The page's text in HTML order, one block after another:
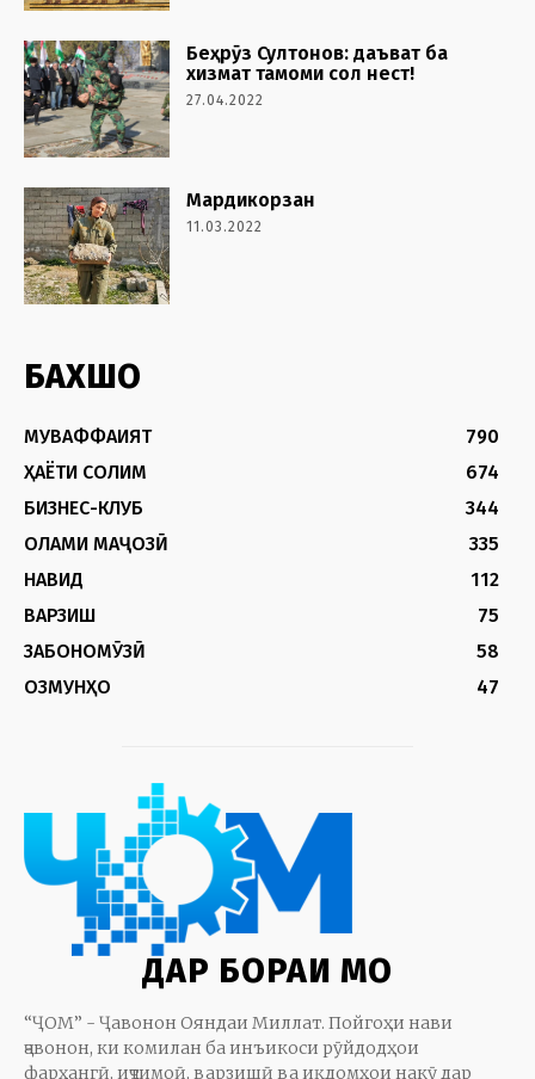
Беҳрӯз Султонов: даъват ба
хизмат тамоми сол нест!
27.04.2022
Мардикорзан
11.03.2022
БАХШҲО
МУВАФФАҚИЯТ
790
ҲАЁТИ СОЛИМ
674
БИЗНЕС-КЛУБ
344
ОЛАМИ МАҶОЗӢ
335
НАВИД
112
ВАРЗИШ
75
ЗАБОНОМӮЗӢ
58
ОЗМУНҲО
47
ДАР БОРАИ МО
“ҶОМ” - Ҷавонон Ояндаи Миллат. Пойгоҳи нави
ҷавонон, ки комилан ба инъикоси рӯйдодҳои
фарҳангӣ, иҷтимоӣ, варзишӣ ва иқдомҳои накӯ дар